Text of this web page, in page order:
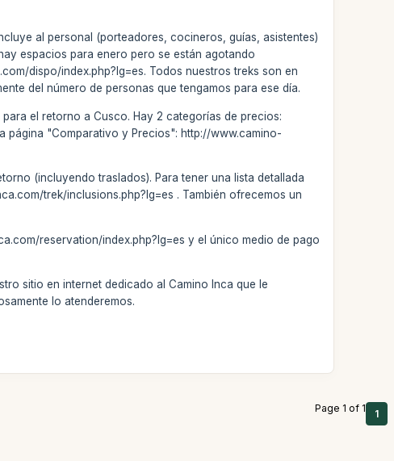
al personal (porteadores, cocineros, guías, asistentes)
espacios para enero pero se están agotando
dispo/index.php?lg=es. Todos nuestros treks son en
del número de personas que tengamos para ese día.
el retorno a Cusco. Hay 2 categorías de precios:
página "Comparativo y Precios": http://www.camino-
(incluyendo traslados). Para tener una lista detallada
trek/inclusions.php?lg=es . También ofrecemos un
reservation/index.php?lg=es y el único medio de pago
sitio en internet dedicado al Camino Inca que le
lo atenderemos.
Page 1 of 1 1